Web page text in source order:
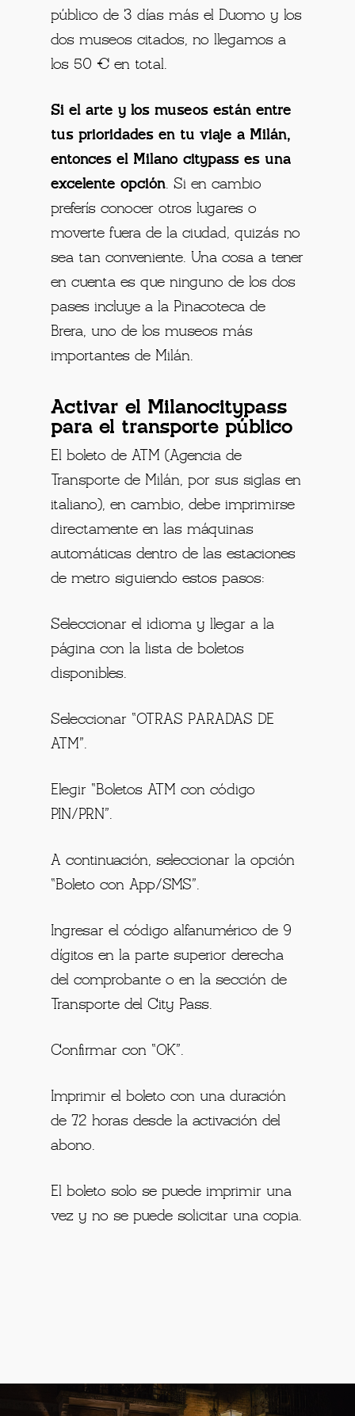
público de 3 días más el Duomo y los
dos museos citados, no llegamos a
los 50 € en total.
Si el arte y los museos están entre
tus prioridades en tu viaje a Milán,
entonces el Milano citypass es una
excelente opción. Si en cambio
preferís conocer otros lugares o
moverte fuera de la ciudad, quizás no
sea tan conveniente. Una cosa a tener
en cuenta es que ninguno de los dos
pases incluye a la Pinacoteca de
Brera, uno de los museos más
importantes de Milán.
Activar el Milanocitypass
para el transporte público
El boleto de ATM (Agencia de
Transporte de Milán, por sus siglas en
italiano), en cambio, debe imprimirse
directamente en las máquinas
automáticas dentro de las estaciones
de metro siguiendo estos pasos:
Seleccionar el idioma y llegar a la
página con la lista de boletos
disponibles.
Seleccionar “OTRAS PARADAS DE
ATM”.
Elegir “Boletos ATM con código
PIN/PRN”.
A continuación, seleccionar la opción
“Boleto con App/SMS”.
Ingresar el código alfanumérico de 9
dígitos en la parte superior derecha
del comprobante o en la sección de
Transporte del City Pass.
Confirmar con “OK”.
Imprimir el boleto con una duración
de 72 horas desde la activación del
abono.
El boleto solo se puede imprimir una
vez y no se puede solicitar una copia.